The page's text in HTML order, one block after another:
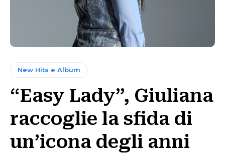
New Hits e Album
“Easy Lady”, Giuliana
raccoglie la sfida di
un’icona degli anni